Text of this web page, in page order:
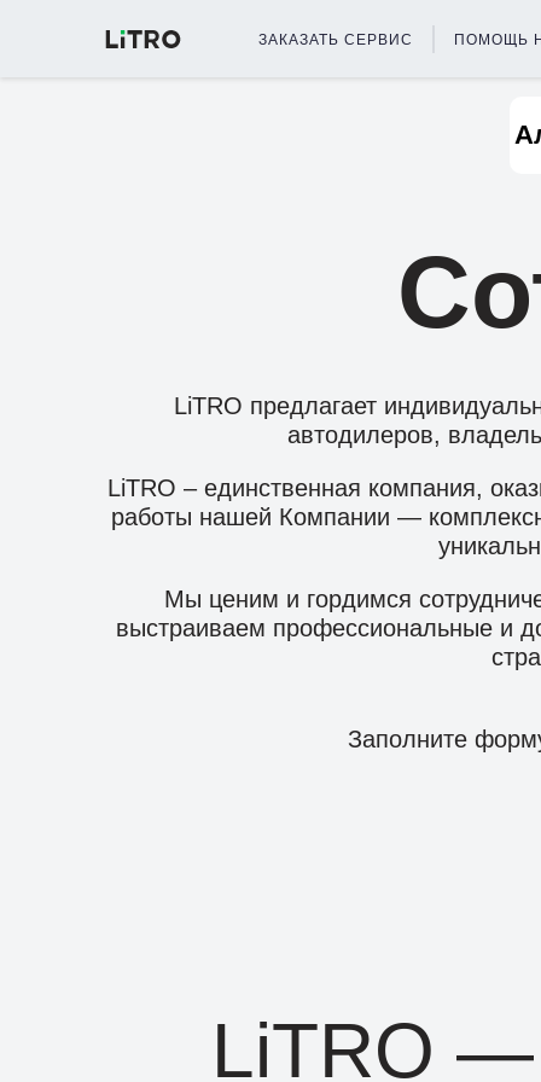
ЗАКАЗАТЬ СЕРВИС ПОМОЩЬ
LiTRO предлагает
автодилеров,
LiTRO – единственная компания,
работы нашей Компании —
Мы ценим и гордимся
выстраиваем профессиональные и
Заполните
LiTRO —